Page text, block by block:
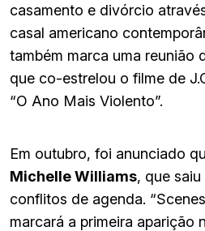
casamento e divórcio
casal americano
também marca uma reunião
que co-estrelou o filme de
“O Ano Mais Violento”.
Em outubro, foi anunciado
Michelle Williams, que
conflitos de agenda.
marcará a primeira aparição